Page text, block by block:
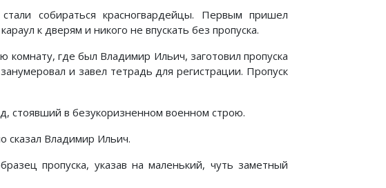
собираться красногвардейцы. Первым пришел
к дверям и никого не впускать без пропуска.
где был Владимир Ильич, заготовил пропуска
и завел тетрадь для регистрации. Пропуск
стоявший в безукоризненном военном строю.
Владимир Ильич.
пропуска, указав на маленький, чуть заметный